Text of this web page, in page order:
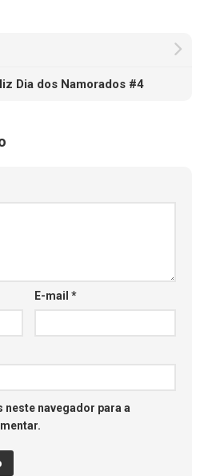
Dia dos Namorados #4
E-mail*
neste navegador para a